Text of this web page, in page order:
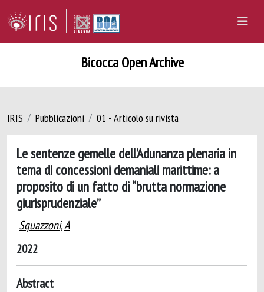
Bicocca Open Archive
IRIS Pubblicazioni 01 - Articolo su rivista
Le sentenze gemelle dell’Adunanza plenaria in
tema di concessioni demaniali marittime: a
proposito di un fatto di “brutta normazione
giurisprudenziale”
Squazzoni, A
2022
Abstract